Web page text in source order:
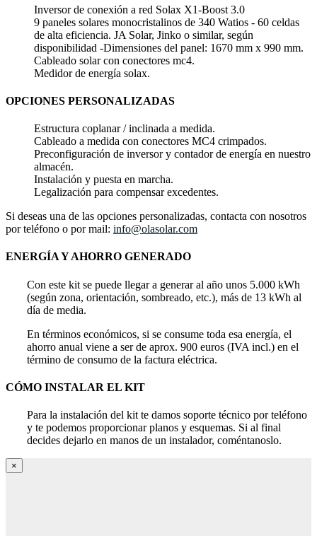
Inversor de conexión a red Solax X1-Boost 3.0
9 paneles solares monocristalinos de 340 Watios - 60 celdas
de alta eficiencia. JA Solar, Jinko o similar, según
disponibilidad -Dimensiones del panel: 1670 mm x 990 mm.
Cableado solar con conectores mc4.
Medidor de energía solax.
OPCIONES PERSONALIZADAS
Estructura coplanar / inclinada a medida.
Cableado a medida con conectores MC4 crimpados.
Preconfiguración de inversor y contador de energía en nuestro
almacén.
Instalación y puesta en marcha.
Legalización para compensar excedentes.
Si deseas una de las opciones personalizadas, contacta con nosotros
por teléfono o por mail: info@olasolar.com
ENERGÍA Y AHORRO GENERADO
Con este kit se puede llegar a generar al año unos 5.000 kWh
(según zona, orientación, sombreado, etc.), más de 13 kWh al
día de media.
En términos económicos, si se consume toda esa energía, el
ahorro anual viene a ser de aprox. 900 euros (IVA incl.) en el
término de consumo de la factura eléctrica.
CÓMO INSTALAR EL KIT
Para la instalación del kit te damos soporte técnico por teléfono
y te podemos proporcionar planos y esquemas. Si al final
decides dejarlo en manos de un instalador, coméntanoslo.
×